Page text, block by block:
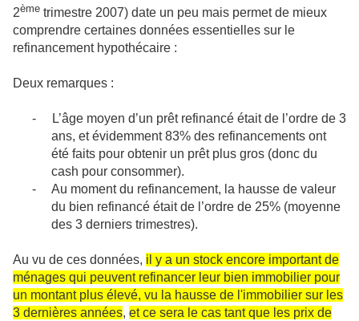
2ème trimestre 2007) date un peu mais permet de mieux
comprendre certaines données essentielles sur le
refinancement hypothécaire :
Deux remarques :
-
L’âge moyen d’un prêt refinancé était de l’ordre de 3
ans, et évidemment 83% des refinancements ont
été faits pour obtenir un prêt plus gros (donc du
cash pour consommer).
-
Au moment du refinancement, la hausse de valeur
du bien refinancé était de l’ordre de 25% (moyenne
des 3 derniers trimestres).
Au vu de ces données, il y a un stock encore important de
ménages qui peuvent refinancer leur bien immobilier pour
un montant plus élevé, vu la hausse de l'immobilier sur les
3 dernières années, et ce sera le cas tant que les prix de